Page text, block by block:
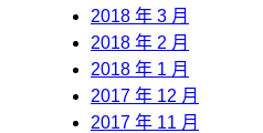
2018 年 3 月
2018 年 2 月
2018 年 1 月
2017 年 12 月
2017 年 11 月